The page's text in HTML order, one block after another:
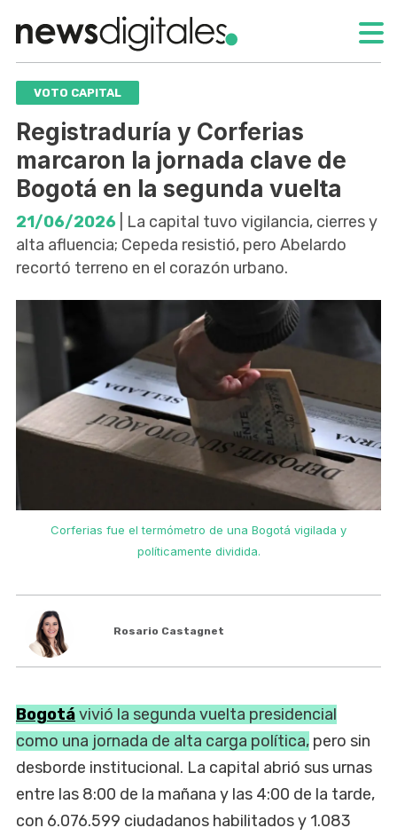
VOTO CAPITAL
Registraduría y Corferias
marcaron la jornada clave de
Bogotá en la segunda vuelta
21/06/2026 | La capital tuvo vigilancia, cierres y
alta afluencia; Cepeda resistió, pero Abelardo
recortó terreno en el corazón urbano.
Corferias fue el termómetro de una Bogotá vigilada y
políticamente dividida.
Rosario Castagnet
Bogotávivió la segunda vuelta presidencial
como una jornada de alta carga política, pero sin
desborde institucional. La capital abrió sus urnas
entre las 8:00 de la mañana y las 4:00 de la tarde,
con 6.076.599 ciudadanos habilitados y 1.083